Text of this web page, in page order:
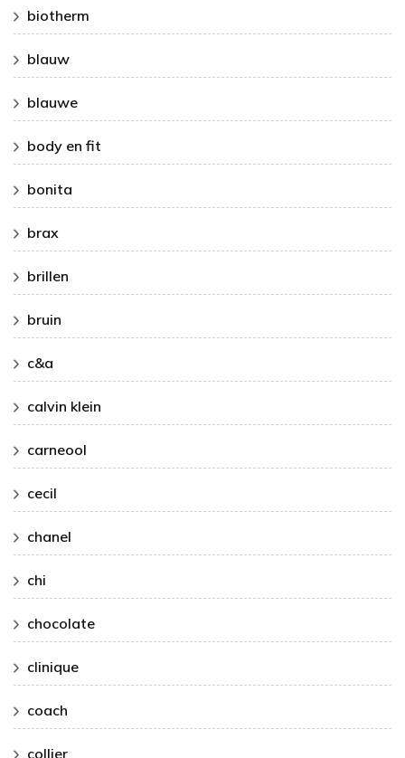
biotherm
blauw
blauwe
body en fit
bonita
brax
brillen
bruin
c&a
calvin klein
carneool
cecil
chanel
chi
chocolate
clinique
coach
collier